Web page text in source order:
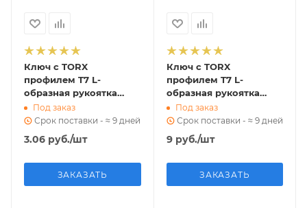
Ключ с TORX
профилем T7 L-
образная рукоятка
LT07 ri.304.99
Под заказ
Срок поставки - ≈ 9 дней
3.06 руб./шт
ЗАКАЗАТЬ
Ключ с TORX
профилем T7 L-
образная рукоятка
LT07 ri.240.130
Под заказ
Срок поставки - ≈ 9 дней
9руб./шт
ЗАКАЗАТЬ